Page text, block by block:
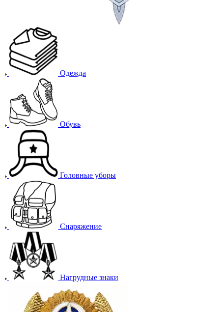
Одежда
Обувь
Головные уборы
Снаряжение
Нагрудные знаки